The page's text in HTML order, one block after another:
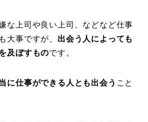
な上司や良い上司、などなど仕事
大事ですが、 出会う人によっても
及ぼすものです。
に仕事ができる人とも出会う こと